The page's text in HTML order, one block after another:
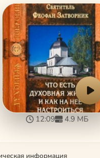
12:09 4.9 МБ
информация